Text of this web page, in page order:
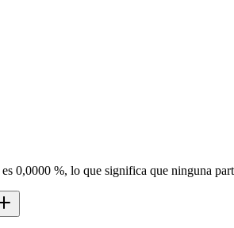
0,0000 %, lo que significa que ninguna